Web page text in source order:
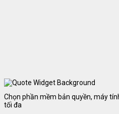
Chọn phần mềm bản quyền, máy
tối đa